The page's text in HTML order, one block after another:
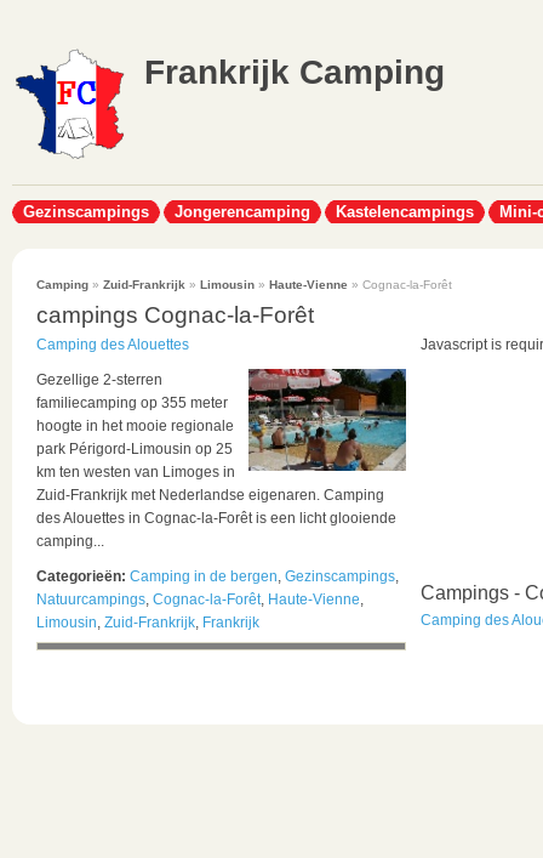
Frankrijk Camping
Gezinscampings Jongerencamping Kastelencampings Mini-
Camping » Zuid-Frankrijk » Limousin » Haute-Vienne » Cognac-la-Forêt
campings Cognac-la-Forêt
Camping des Alouettes
Gezellige 2-sterren
familiecamping op 355 meter
hoogte in het mooie regionale
park Périgord-Limousin op 25
km ten westen van Limoges in
Zuid-Frankrijk met Nederlandse eigenaren. Camping
des Alouettes in Cognac-la-Forêt is een licht glooiende
camping...
Categorieën: Camping in de bergen, Gezinscampings,
Natuurcampings, Cognac-la-Forêt, Haute-Vienne,
Limousin, Zuid-Frankrijk, Frankrijk
Javascript is
Campings -
Camping des